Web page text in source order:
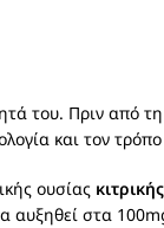
του. Πριν από
και τον
ουσίας
αυξηθεί στα